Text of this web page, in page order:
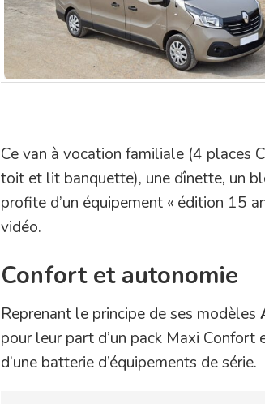
Ce van à vocation familiale (4 places
toit et lit banquette), une dînette, un
profite d’un équipement « édition 15
vidéo.
Confort et autonomie
Reprenant le principe de ses modèles
pour leur part d’un pack Maxi Confort
d’une batterie d’équipements de série.